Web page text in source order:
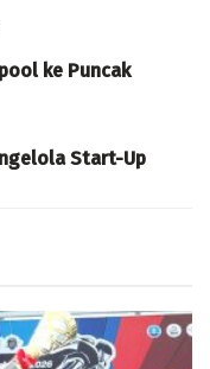
ke Puncak
Start-Up